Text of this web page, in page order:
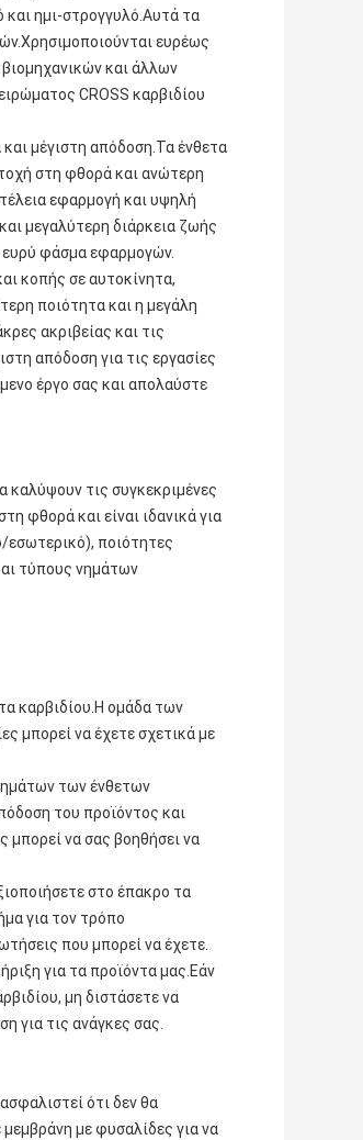
ημι-στρογγυλό.Αυτά τα
ευρέως
και άλλων
CROSS καρβιδίου
και μέγιστη απόδοση.Τα ένθετα
στη φθορά και ανώτερη
εφαρμογή και υψηλή
μεγαλύτερη διάρκεια ζωής
ευρύ φάσμα εφαρμογών.
κοπής σε αυτοκίνητα,
ποιότητα και η μεγάλη
ακριβείας και τις
απόδοση για τις εργασίες
έργο σας και απολαύστε
καλύψουν τις συγκεκριμένες
φθορά και είναι ιδανικά για
εσωτερικό), ποιότητες
τύπους νημάτων
καρβιδίου.Η ομάδα των
μπορεί να έχετε σχετικά με
των ένθετων
του προϊόντος και
μπορεί να σας βοηθήσει να
στο έπακρο τα
για τον τρόπο
που μπορεί να έχετε.
για τα προϊόντα μας.Εάν
μη διστάσετε να
για τις ανάγκες σας.
ότι δεν θα
με φυσαλίδες για να